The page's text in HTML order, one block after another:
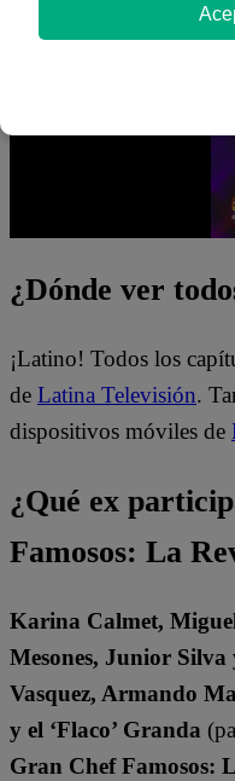
quiénes se enfrentarán
¿Dónde ver
¡Latino! Todos los
de Latina Televisión.
dispositivos móviles de
¿Qué ex
Famosos: La
Karina Calmet,
Mesones, Junior
Vasquez, Armando
y el ‘Flaco’ Granda
Gran Chef Famosos: